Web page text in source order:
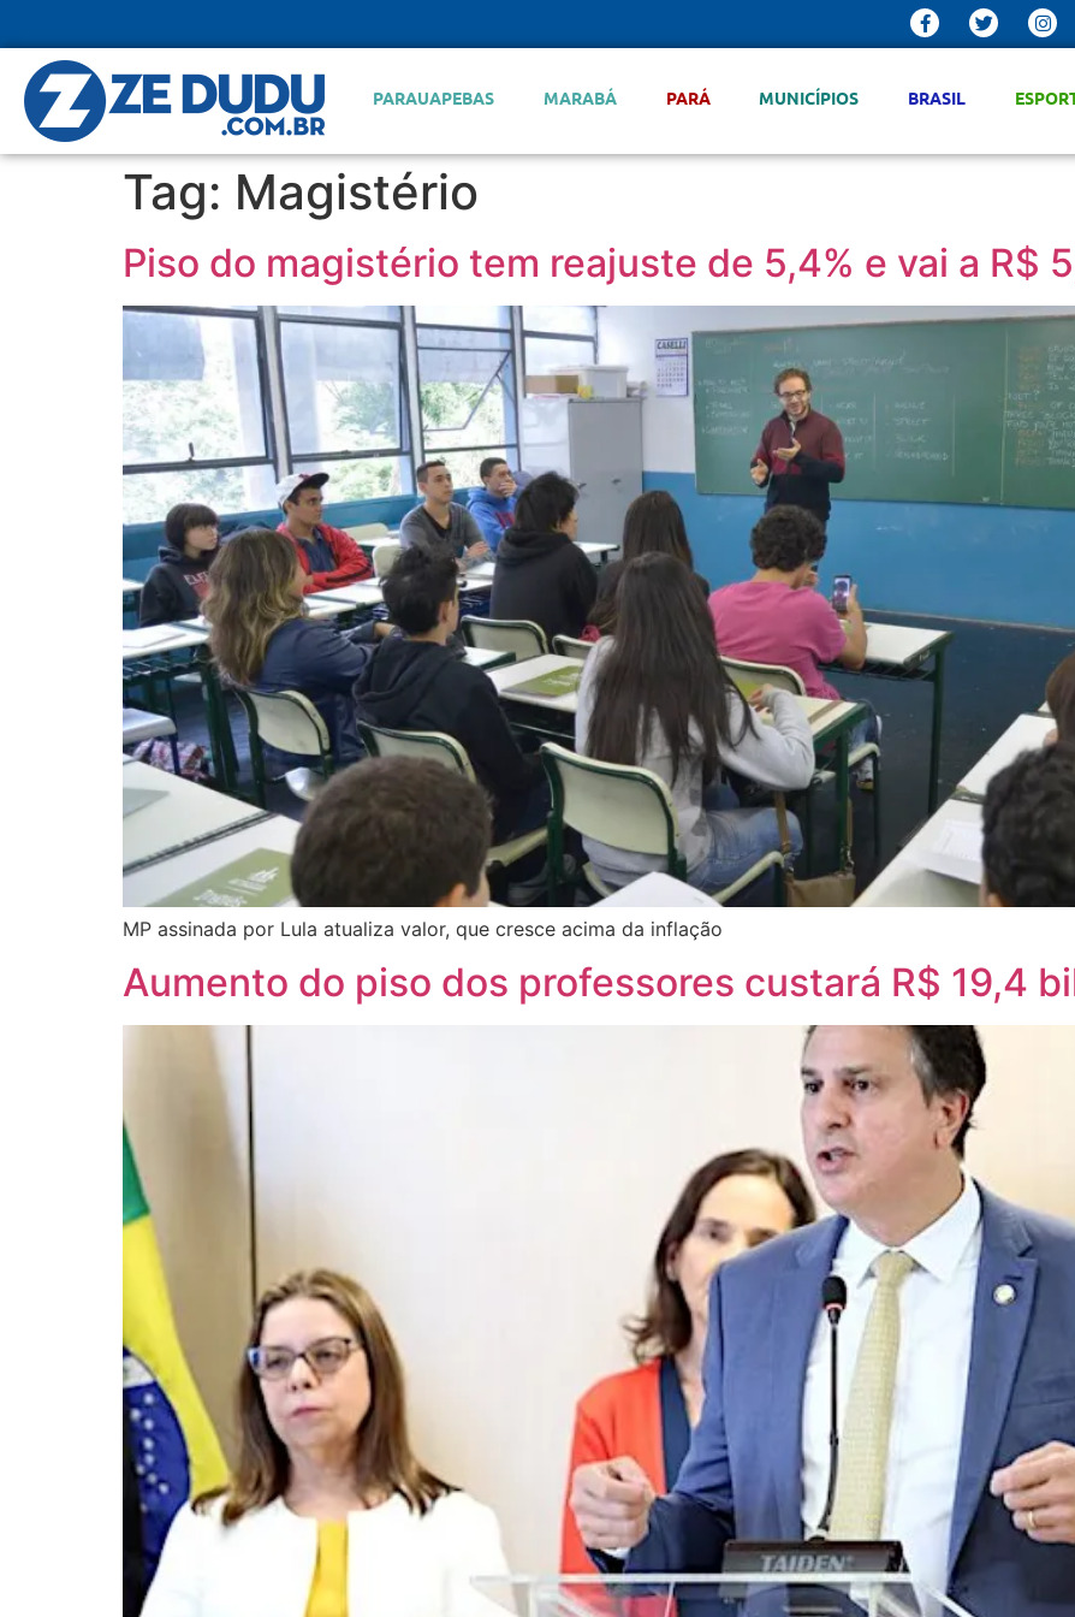
PARAUAPEBAS MARABÁ PARÁ MUNICÍPIOS BRASIL
Tag: Magistério
Piso do magistério tem reajuste de 5,4% e vai a R$
MP assinada por Lula atualiza valor, que cresce acima da inflação
Aumento do piso dos professores custará R$ 19,4